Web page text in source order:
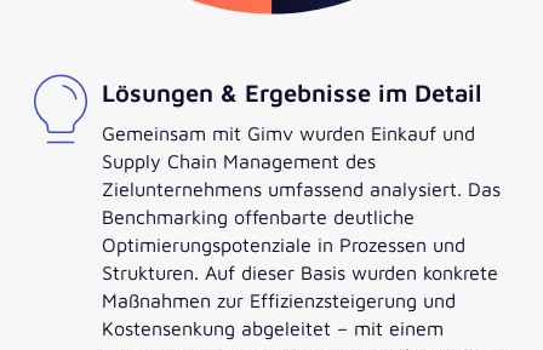
Lösungen & Ergebnisse im Detail
Gemeinsam mit Gimv wurden Einkauf und
Supply Chain Management des
Zielunternehmens umfassend analysiert. Das
Benchmarking offenbarte deutliche
Optimierungspotenziale in Prozessen und
Strukturen. Auf dieser Basis wurden konkrete
Maßnahmen zur Effizienzsteigerung und
Kostensenkung abgeleitet – mit einem